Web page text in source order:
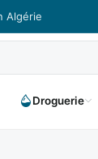
Algérie
Droguerie